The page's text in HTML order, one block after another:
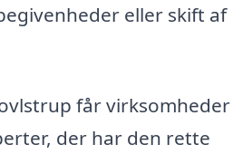
eller skift af
får virksomheder
der har den rette